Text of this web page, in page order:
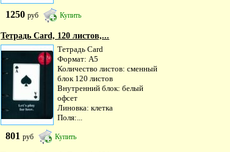
1250руб Купить
Тетрадь Card, 120 листов,...
Тетрадь Card
Формат: А5
Количество листов: сменный
блок 120 листов
Внутренний блок: белый
офсет
Линовка: клетка
Поля:...
801руб Купить